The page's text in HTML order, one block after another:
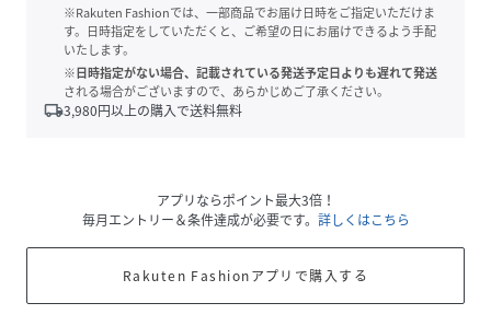
※Rakuten Fashionでは、一部商品でお届け日時をご指定いただけま
す。日時指定をしていただくと、ご希望の日にお届けできるよう手配
いたします。
※日時指定がない場合、記載されている発送予定日よりも遅れて発送
される場合がございますので、あらかじめご了承ください。
local_shipping3,980円以上の購入で送料無料
アプリならポイント最大3倍！
毎月エントリー＆条件達成が必要です。 詳しくはこちら
Rakuten Fashionアプリで購入する